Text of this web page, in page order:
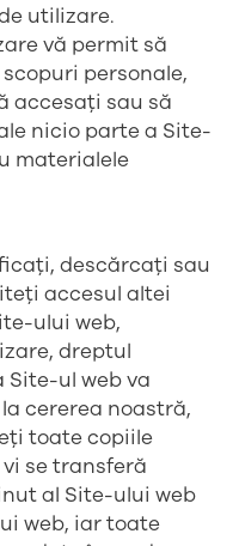
utilizare.
vă permit să
personale,
accesați sau să
nicio parte a Site-
materialele
descărcați sau
accesul altei
ului web,
dreptul
ul web va
cererea noastră,
toate copiile
se transferă
al Site-ului web
web, iar toate